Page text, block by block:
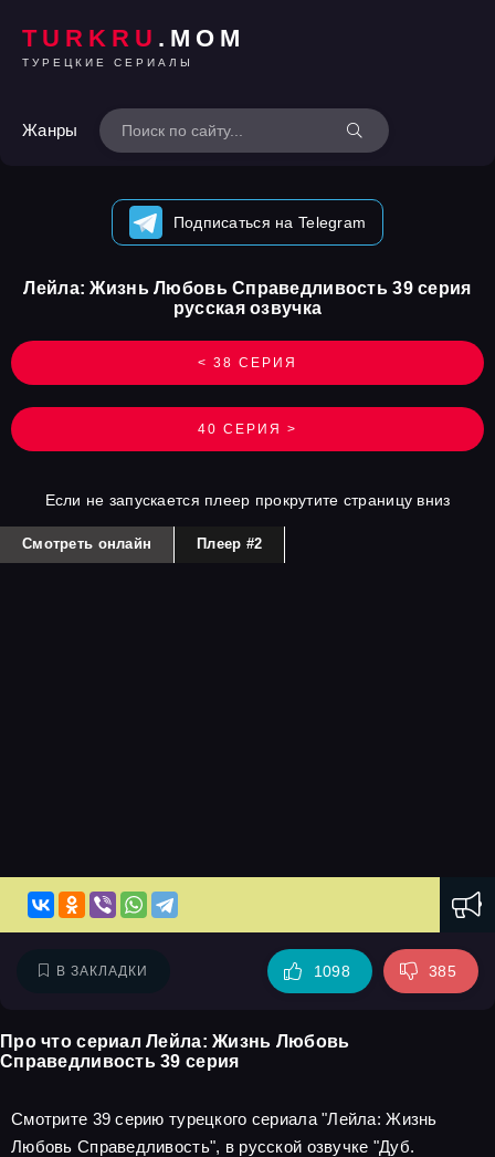
TURKRU .MOM
ТУРЕЦКИЕ СЕРИАЛЫ
Жанры
Подписаться на Telegram
< 38 СЕРИЯ
Лейла: Жизнь Любовь Справедливость 39 серия
русская озвучка
40 СЕРИЯ >
Если не запускается плеер прокрутите страницу вниз
Смотреть онлайн Плеер #2
В ЗАКЛАДКИ 1098 385
Про что сериал Лейла: Жизнь Любовь
Справедливость 39 серия
Смотрите 39 серию турецкого сериала "Лейла: Жизнь
Любовь Справедливость", в русской озвучке "Дуб.